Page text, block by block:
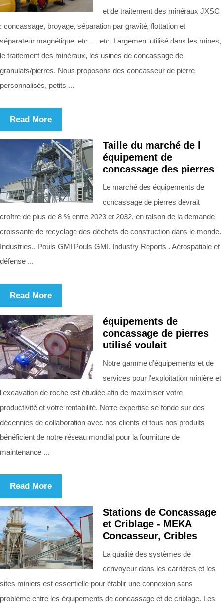
et de traitement des minéraux JXSC
: concassage, broyage, séparation par gravité, flottation et
séparateur magnétique, etc. ... etc. Largement utilisé dans les mines,
le traitement des minéraux, les usines de concassage de
granulats/pierres. Nous proposons des concasseur de pierre
personnalisés, petits ...
Read More
Taille du marché de l
équipement de
concassage des pierres
Le marché des équipements de
concassage de pierres devrait
croître de plus de 8 % entre 2023 et 2032, en raison de la demande
croissante de recyclage des déchets de construction dans le monde.
Industries.. Pouls GMI Pouls GMI. Industry Reports . Aérospatiale et
défense ...
Read More
équipements de
concassage de pierres
utilisé voulait
Notre gamme d’équipements et de
services pour l'exploitation minière et
l'excavation de roche est étudiée afin de maximiser votre
productivité et votre rentabilité. Notre expertise se fonde sur des
décennies de collaboration avec nos clients et tous nos produits
bénéficient de notre réseau mondial pour la fourniture de
maintenance ...
Read More
Stations de Concassage
et Criblage - MEKA
Concasseur, Cribles
La qualité des systèmes de
convoyeur dans les carrières et les
sites miniers est essentielle pour établir une connexion sans
problème entre les équipements de concassage et de criblage. Les